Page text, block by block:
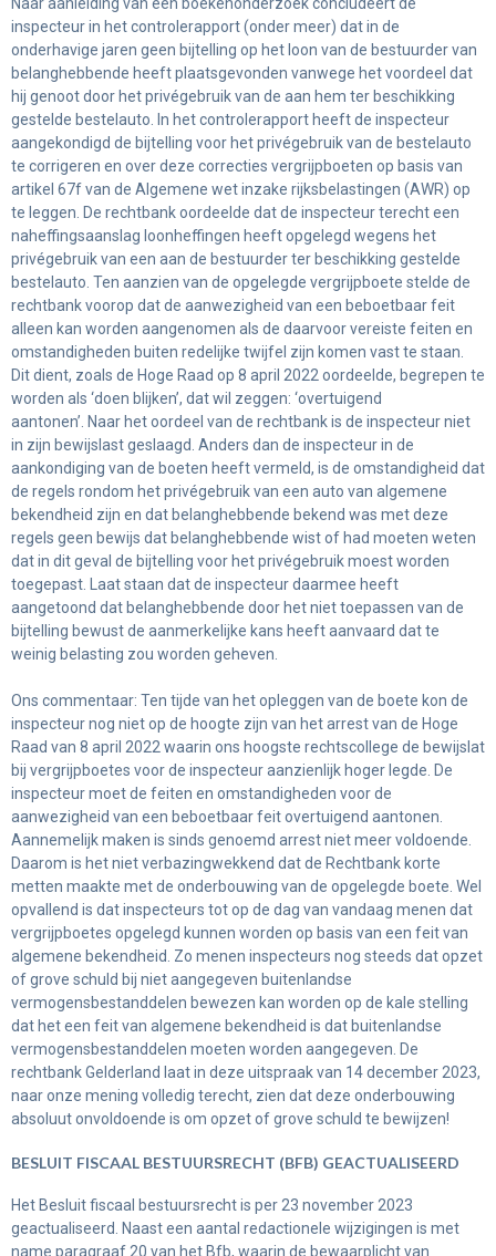
inspecteur in het controlerapport (onder meer) dat in de
onderhavige jaren geen bijtelling op het loon van de bestuurder van
belanghebbende heeft plaatsgevonden vanwege het voordeel dat
hij genoot door het privégebruik van de aan hem ter beschikking
gestelde bestelauto. In het controlerapport heeft de inspecteur
aangekondigd de bijtelling voor het privégebruik van de bestelauto
te corrigeren en over deze correcties vergrijpboeten op basis van
artikel 67f van de Algemene wet inzake rijksbelastingen (AWR) op
te leggen. De rechtbank oordeelde dat de inspecteur terecht een
naheffingsaanslag loonheffingen heeft opgelegd wegens het
privégebruik van een aan de bestuurder ter beschikking gestelde
bestelauto. Ten aanzien van de opgelegde vergrijpboete stelde de
rechtbank voorop dat de aanwezigheid van een beboetbaar feit
alleen kan worden aangenomen als de daarvoor vereiste feiten en
omstandigheden buiten redelijke twijfel zijn komen vast te staan.
Dit dient, zoals de Hoge Raad op 8 april 2022 oordeelde, begrepen te
worden als ‘doen blijken’, dat wil zeggen: ‘overtuigend
aantonen’. Naar het oordeel van de rechtbank is de inspecteur niet
in zijn bewijslast geslaagd. Anders dan de inspecteur in de
aankondiging van de boeten heeft vermeld, is de omstandigheid dat
de regels rondom het privégebruik van een auto van algemene
bekendheid zijn en dat belanghebbende bekend was met deze
regels geen bewijs dat belanghebbende wist of had moeten weten
dat in dit geval de bijtelling voor het privégebruik moest worden
toegepast. Laat staan dat de inspecteur daarmee heeft
aangetoond dat belanghebbende door het niet toepassen van de
bijtelling bewust de aanmerkelijke kans heeft aanvaard dat te
weinig belasting zou worden geheven.
Ons commentaar: Ten tijde van het opleggen van de boete kon de
inspecteur nog niet op de hoogte zijn van het arrest van de Hoge
Raad van 8 april 2022 waarin ons hoogste rechtscollege de bewijslat
bij vergrijpboetes voor de inspecteur aanzienlijk hoger legde. De
inspecteur moet de feiten en omstandigheden voor de
aanwezigheid van een beboetbaar feit overtuigend aantonen.
Aannemelijk maken is sinds genoemd arrest niet meer voldoende.
Daarom is het niet verbazingwekkend dat de Rechtbank korte
metten maakte met de onderbouwing van de opgelegde boete. Wel
opvallend is dat inspecteurs tot op de dag van vandaag menen dat
vergrijpboetes opgelegd kunnen worden op basis van een feit van
algemene bekendheid. Zo menen inspecteurs nog steeds dat opzet
of grove schuld bij niet aangegeven buitenlandse
vermogensbestanddelen bewezen kan worden op de kale stelling
dat het een feit van algemene bekendheid is dat buitenlandse
vermogensbestanddelen moeten worden aangegeven. De
rechtbank Gelderland laat in deze uitspraak van 14 december 2023,
naar onze mening volledig terecht, zien dat deze onderbouwing
absoluut onvoldoende is om opzet of grove schuld te bewijzen!
BESLUIT FISCAAL BESTUURSRECHT (BFB) GEACTUALISEERD
Het Besluit fiscaal bestuursrecht is per 23 november 2023
geactualiseerd. Naast een aantal redactionele wijzigingen is met
name paragraaf 20 van het Bfb, waarin de bewaarplicht van